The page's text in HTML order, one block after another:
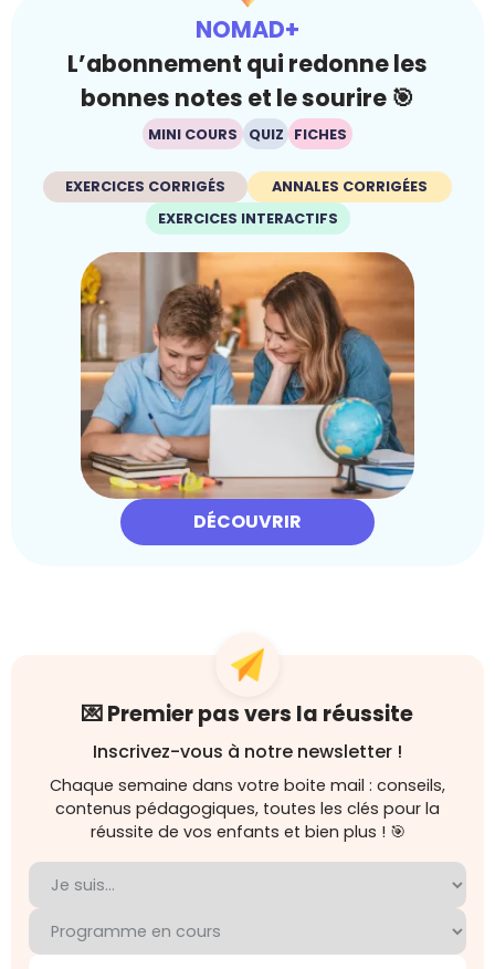
NOMAD+
L’abonnement qui redonne les
bonnes notes et le sourire 🎯
MINI COURS QUIZ FICHES
EXERCICES CORRIGÉS
ANNALES CORRIGÉES
EXERCICES INTERACTIFS
DÉCOUVRIR
💌 Premier pas vers la réussite
Inscrivez-vous à notre newsletter !
Chaque semaine dans votre boite mail : conseils,
contenus pédagogiques, toutes les clés pour la
réussite de vos enfants et bien plus ! 🎯